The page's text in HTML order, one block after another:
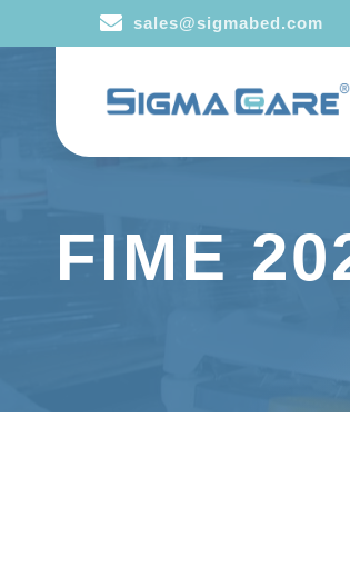
sales@sigmabed.com
FIME